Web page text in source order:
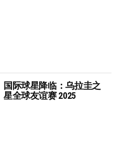
国际球星降临：乌拉圭之
星全球友谊赛 2025